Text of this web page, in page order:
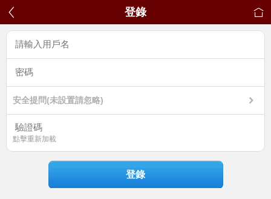
登錄
安全提問(未設置請忽略)
點擊重新加載
登錄